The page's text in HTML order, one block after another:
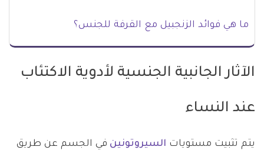
ما هي فوائد الزنجبيل مع القرفة للجنس؟
الآثار الجانبية الجنسية لأدوية الاكتئاب
عند النساء
يتم تثبيت مستويات السيروتونين في الجسم عن طريق